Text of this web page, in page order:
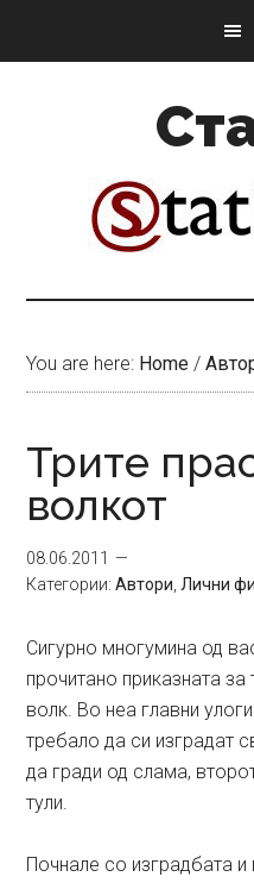
You are here: Home /
Трите
волкот
08.06.2011
Категории:Автори Лични
Сигурно многумина од
прочитано приказната
волк. Во неа главни
требало да си изградат
да гради од слама,
тули.
Почнале со изградбата и